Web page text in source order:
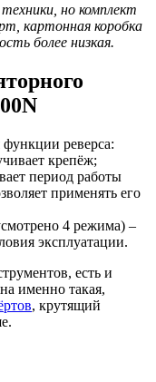
но комплект
картонная коробка
более низкая.
реверса:
крепёж;
период работы
применять его
4 режима) –
эксплуатации.
есть и
именно такая,
, крутящий